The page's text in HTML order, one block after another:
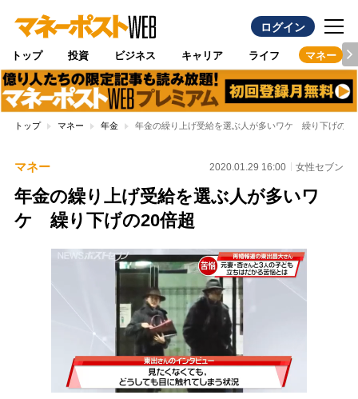
ログイン
トップ 投資 ビジネス キャリア ライフ マネー
トップ マネー 年金 年金の繰り上げ受給を選ぶ人が多いワケ 繰り下げの20
マネー 2020.01.29 16:00 女性セブン
年金の繰り上げ受給を選ぶ人が多いワ
ケ 繰り下げの20倍超